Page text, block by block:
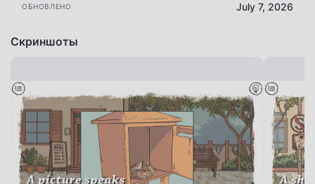
ОБНОВЛЕНО July 7, 2026
Скриншоты